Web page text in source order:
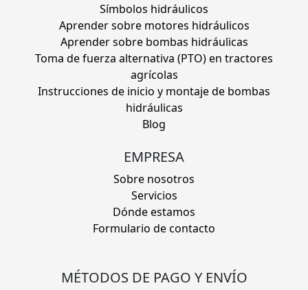
Símbolos hidráulicos
Aprender sobre motores hidráulicos
Aprender sobre bombas hidráulicas
Toma de fuerza alternativa (PTO) en tractores
agrícolas
Instrucciones de inicio y montaje de bombas
hidráulicas
Blog
EMPRESA
Sobre nosotros
Servicios
Dónde estamos
Formulario de contacto
MÉTODOS DE PAGO Y ENVÍO